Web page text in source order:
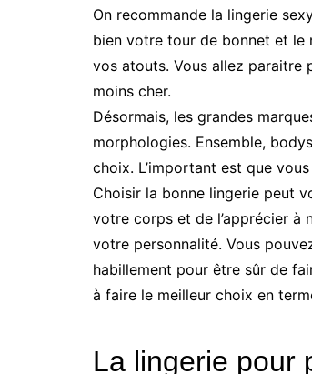
On recommande la lingerie
bien votre tour de bonnet et le
vos atouts. Vous allez paraitre
moins cher.
Désormais, les grandes
morphologies. Ensemble,
choix. L’important est que
Choisir la bonne lingerie peut
votre corps et de l’apprécier à
votre personnalité. Vous
habillement pour être sûr de
à faire le meilleur choix en
La lingerie pour